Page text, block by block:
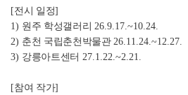
[전시 일정]
1) 원주 학성갤러리 26.9.17.~10.24.
2) 춘천 국립춘천박물관 26.11.24.~12.27.
3) 강릉아트센터 27.1.22.~2.21.
[참여 작가]